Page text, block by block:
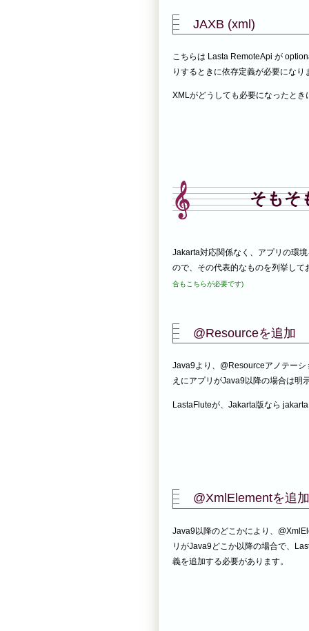
JAXB (xml)
こちらは Lasta RemoteApi が
りするときに依存定義が必要になり
XMLがどうしても必要になったとき
そもそ
Jakarta対応関係なく、アプリの環
ので、その代表的なものを列挙して
合もこちらが必要です)
@Resourceを追加
Java9より、@Resourceアノテー
えにアプリがJava9以降の場合は明
LastaFluteが、Jakarta版なら
@XmlElementを追
Java9以降のどこかにより、
リがJava9どこか以降の場合で、
義を追加する必要があります。